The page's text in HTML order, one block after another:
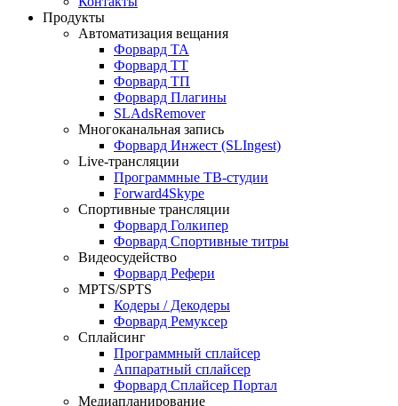
Продукты
Автоматизация вещания
Форвард ТА
Форвард ТТ
Форвард ТП
Форвард Плагины
SLAdsRemover
Многоканальная запись
Форвард Инжест (SLIngest)
Live-трансляции
Программные ТВ-студии
Forward4Skype
Спортивные трансляции
Форвард Голкипер
Форвард Спортивные титры
Видеосудейство
Форвард Рефери
MPTS/SPTS
Кодеры / Декодеры
Форвард Ремуксер
Сплайсинг
Программный сплайсер
Аппаратный сплайсер
Форвард Сплайсер Портал
Медиапланирование